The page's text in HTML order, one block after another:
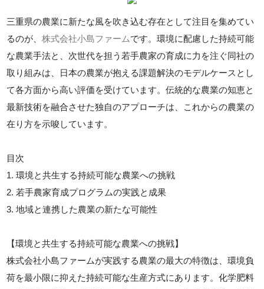
三重県の農業に新たな風を吹き込む存在として注目を集めてい
るのが、株式会社小島ファームです。環境に配慮した持続可能
な農業手法と、次世代を担う若手農家の育成に力を注ぐ同社の
取り組みは、日本の農業が抱える課題解決のモデルケースとし
て各方面から高い評価を受けています。伝統的な農業の知恵と
最新技術を融合させた独自のアプローチは、これからの農業の
在り方を示唆しています。
目次
1. 環境と共生する持続可能な農業への挑戦
2. 若手農家育成プログラムの実践と成果
3. 地域と連携した農業の新たな可能性
【環境と共生する持続可能な農業への挑戦】
株式会社小島ファームが実践する農業の最大の特徴は、環境負
荷を最小限に抑えた持続可能な生産方式にあります。化学肥料